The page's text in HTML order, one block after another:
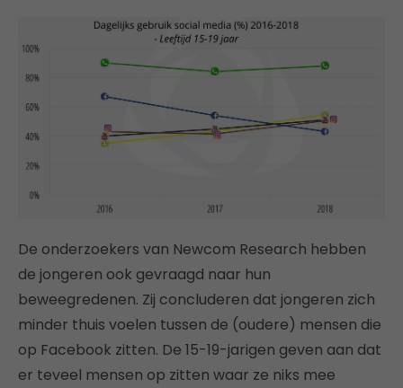
De onderzoekers van Newcom Research hebben
de jongeren ook gevraagd naar hun
beweegredenen. Zij concluderen dat jongeren zich
minder thuis voelen tussen de (oudere) mensen die
op Facebook zitten. De 15-19-jarigen geven aan dat
er teveel mensen op zitten waar ze niks mee